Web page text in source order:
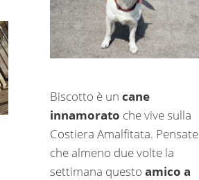
Biscotto è un cane
innamorato che vive sulla
Costiera Amalfitata. Pensate
che almeno due volte la
settimana questoamico a